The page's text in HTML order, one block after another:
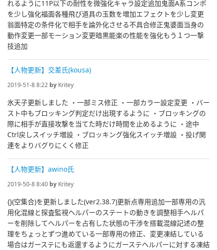
れるように11P以下の耐性を微強化キャラ設定追加鬼面A系コンボ
を少し強化福面各種飛び道具の玉数を増加エフェクトを少し変更
翁面特定の条件化で相手を論外化させる不具合修正鬼婆面当身の
動作変更一部モーション変更暗黒能楽の性能を強化もう１つ一撃
技追加
【人物更新】交差氏(kousa)
2019-51-8 8:22 by Kritey
氷天子更新しました ・一部ミス修正 ・一部カラー設定変更 ・バー
スト中もブロッキング判定だけ出現するように ・ブロッキングの
際に相手が直接攻撃を当てた時だけ時間を止めるように ・途中
Ctrl戻しスイッチ増設 ・ブロッキング強化スイッチ増設 ・投げ関
連をよりバグりにくく修正
【人物更新】awino氏
2019-50-8 8:40 by Kritey
{}(空集合)を更新しました(ver2.38.7)更新点専用追加一部専用の汎
用化混線と探査監視ヘルパーのステートの動きを調整相手ヘルパ
ーを削除してヘルパーを占有した状態の干渉を搭載混線記述の整
理をちょっとずつ進めている一部専用の修正、変更凍結している
場合はガーステにも返還するようにガーステヘルパーに対する凍結